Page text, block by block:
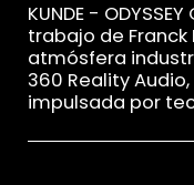
KUNDE -
trabajo de
atmósfera
360 Reality
impulsada por